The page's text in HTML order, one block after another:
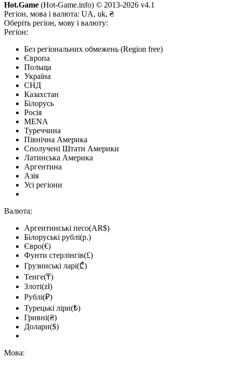
Hot.Game (Hot-Game.info) © 2013-2026 v4.1
Регіон, мова і валюта: UA, uk, ₴
Оберіть регіон, мову і валюту:
Регіон:
Без регіональних обмежень (Region free)
Європа
Польща
Україна
СНД
Казахстан
Білорусь
Росія
MENA
Туреччина
Північна Америка
Сполучені Штати Америки
Латинська Америка
Аргентина
Азія
Усі регіони
Валюта:
Аргентинські песо(AR$)
Білоруські рублі(р.)
Євро(€)
Фунти стерлінгів(£)
Грузинські ларі(₾)
Тенге(₸)
Злоті(zł)
Рублі(₽)
Турецькі ліри(₺)
Гривні(₴)
Долари($)
Мова: